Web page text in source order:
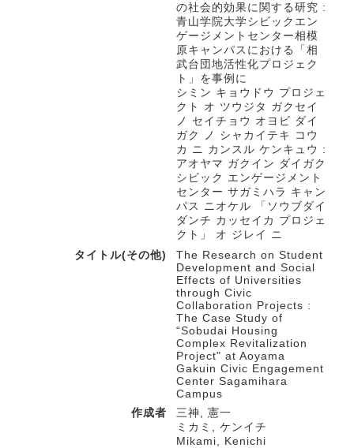
の社会的効果に関する研究 :
青山学院大学シビックエン
ゲージメントセンター相模
原キャンパスにおける「相
武台団地活性化プロジェク
ト」を事例に
シミン キョウドウ プロジェ
クト オ ツウジタ ガクセイ
ノ セイチョウ オヨビ ダイ
ガク ノ シャカイテキ コウ
カ ニ カンスル ケンキュウ :
アオヤマ ガクイン ダイガク
シビック エンゲージメント
センター サガミハラ キャン
パス ニオケル 「ソウブダイ
ダンチ カッセイカ プロジェ
クト」 オ ジレイ ニ
タイトル(その他)
The Research on Student
Development and Social
Effects of Universities
through Civic
Collaboration Projects :
The Case Study of
“Sobudai Housing
Complex Revitalization
Project" at Aoyama
Gakuin Civic Engagement
Center Sagamihara
Campus
作成者
三神, 憲一
ミカミ, ケンイチ
Mikami, Kenichi